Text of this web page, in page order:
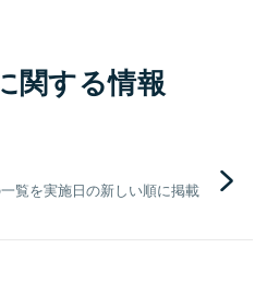
関する情報
覧を実施日の新しい順に掲載